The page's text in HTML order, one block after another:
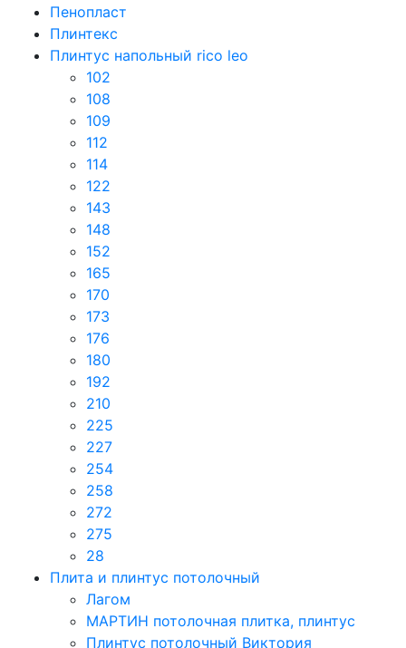
Пенопласт
Плинтекс
Плинтус напольный rico leo
102
108
109
112
114
122
143
148
152
165
170
173
176
180
192
210
225
227
254
258
272
275
28
Плита и плинтус потолочный
Лагом
МАРТИН потолочная плитка, плинтус
Плинтус потолочный Виктория